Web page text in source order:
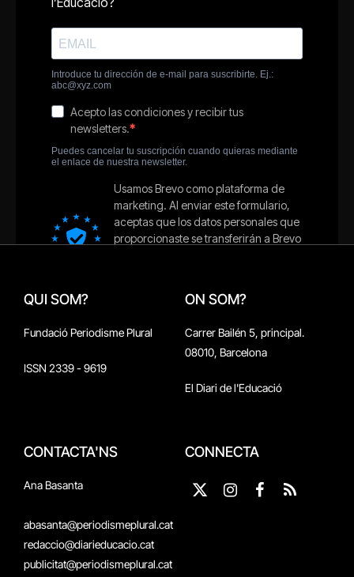
QUI SOM?
Fundació Periodisme Plural
ISSN 2339 - 9619
ON SOM?
Carrer Bailén 5, principal.
08010, Barcelona
El Diari de l'Educació
CONTACTA'NS
Ana Basanta
abasanta@periodismeplural.cat
redaccio@diarieducacio.cat
publicitat@periodismeplural.cat
CONNECTA
X
Instagram
Facebook
RSS